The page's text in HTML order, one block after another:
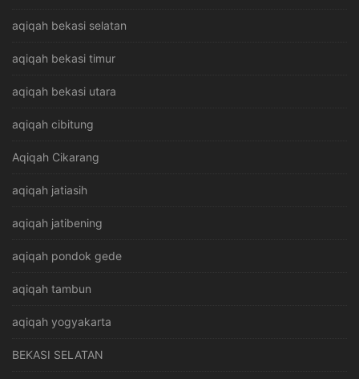
aqiqah bekasi selatan
aqiqah bekasi timur
aqiqah bekasi utara
aqiqah cibitung
Aqiqah Cikarang
aqiqah jatiasih
aqiqah jatibening
aqiqah pondok gede
aqiqah tambun
aqiqah yogyakarta
BEKASI SELATAN